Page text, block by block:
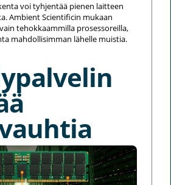
voi tyhjentää pienen laitteen
Ambient Scientificin mukaan
tehokkaammilla prosessoreilla,
mahdollisimman lähelle muistia.